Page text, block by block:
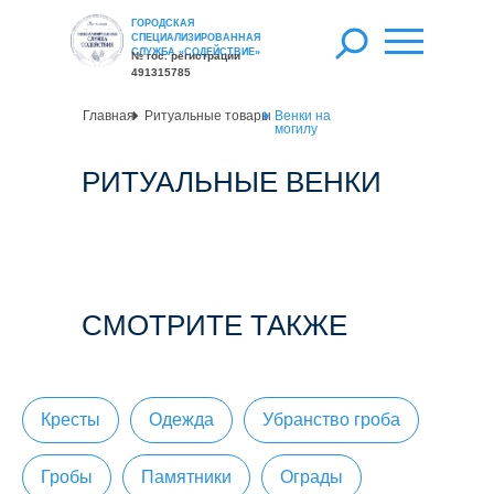
ГОРОДСКАЯ
СПЕЦИАЛИЗИРОВАННАЯ
СЛУЖБА «СОДЕЙСТВИЕ»
№ гос. регистрации
491315785
Главная Ритуальные товары Венки на
могилу
РИТУАЛЬНЫЕ ВЕНКИ
СМОТРИТЕ ТАКЖЕ
Кресты Одежда Убранство гроба
Гробы Памятники Ограды